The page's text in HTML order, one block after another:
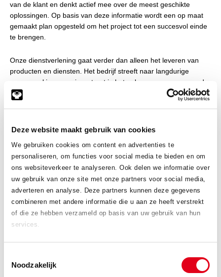
Deze website maakt gebruik van cookies
We gebruiken cookies om content en advertenties te
personaliseren, om functies voor social media te bieden en om
ons websiteverkeer te analyseren. Ook delen we informatie over
uw gebruik van onze site met onze partners voor social media,
adverteren en analyse. Deze partners kunnen deze gegevens
combineren met andere informatie die u aan ze heeft verstrekt
of die ze hebben verzameld op basis van uw gebruik van hun
services.
Noodzakelijk
van de klant en denkt actief mee over de meest geschikte
oplossingen. Op basis van deze informatie wordt een op maat
gemaakt plan opgesteld om het project tot een succesvol einde
te brengen.
Onze dienstverlening gaat verder dan alleen het leveren van
producten en diensten. Het bedrijf streeft naar langdurige
samenwerkingen en investeert in het opbouwen van een goede
relatie met haar klanten. Dit betekent onder andere dat er altijd
ruimte is voor overleg en dat er snel wordt gereageerd op
Kunnen wij helpen?
Heeft u hulp nodig bij het lasersnijden van uw plaatwerk in Oss?
Neem gerust contact met ons op. Wilt u aluminium, staal of RVS
laten snijden en bewerken? U kunt ons telefonisch bereiken
op+31 113 57 38 78of per mail viainfo@meeuwsen.nl. Wij
staan voor u klaar.
Bezoek onze webshop